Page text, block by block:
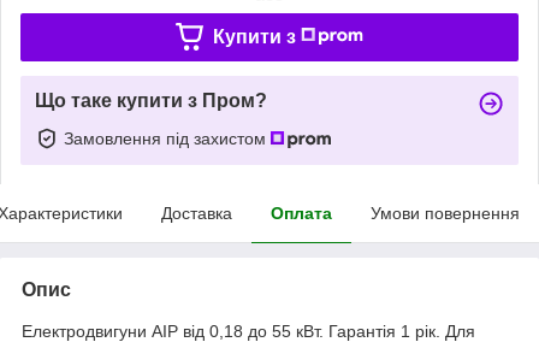
Купити з
Що таке купити з Пром?
Замовлення під захистом
Доставка Оплата Умови повернення
Опис
Електродвигуни АІР від 0,18 до 55 кВт. Гарантія 1 рік. Для